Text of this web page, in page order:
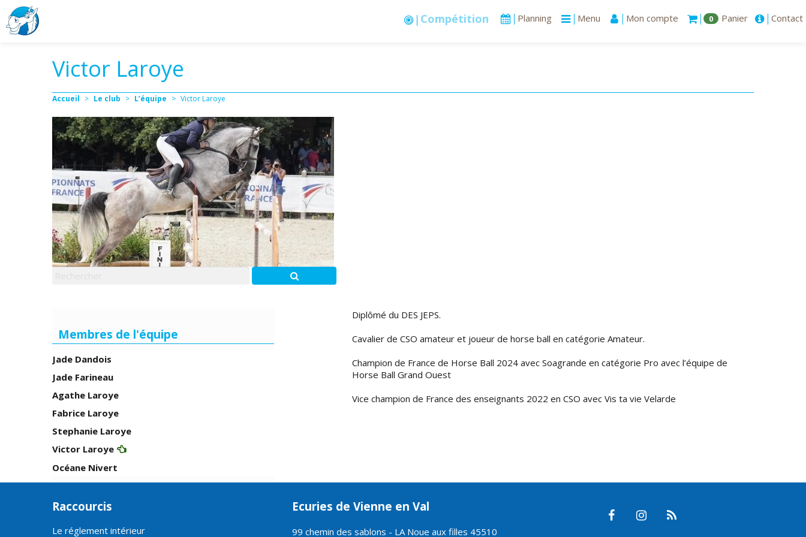
Stages vacances Planning Menu Mon compte 0 Panier Contact
Victor Laroye
Accueil > Le club > L’équipe > Victor Laroye
Diplômé du DES JEPS.
Cavalier de CSO amateur et joueur de horse ball en catégorie Amateur.
Champion de France de Horse Ball 2024 avec Soagrande en catégorie Pro avec l’équipe de
Horse Ball Grand Ouest
Vice champion de France des enseignants 2022 en CSO avec Vis ta vie Velarde
Membres de l'équipe
Jade Dandois
Jade Farineau
Agathe Laroye
Fabrice Laroye
Stephanie Laroye
Victor Laroye
Océane Nivert
Raccourcis
Le réglement intérieur
Ecuries de Vienne en Val
99 chemin des sablons - LA Noue aux filles 45510